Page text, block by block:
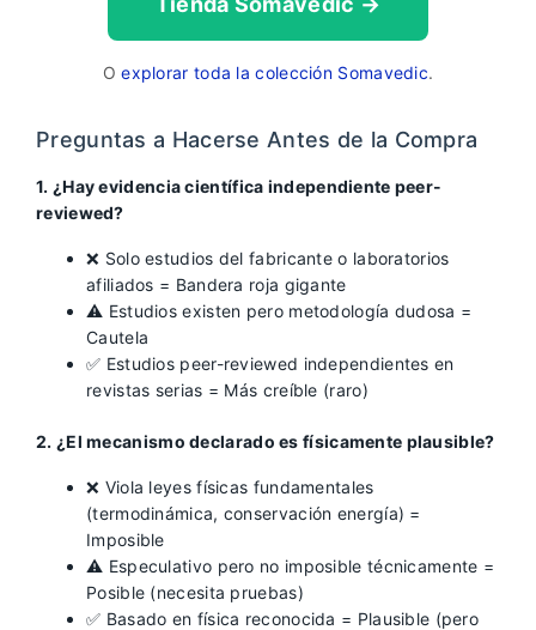
Oexplorar toda la colección Somavedic.
Preguntas a Hacerse Antes de la Compra
1. ¿Hay evidencia científica independiente peer-
reviewed?
❌ Solo estudios del fabricante o laboratorios
afiliados = Bandera roja gigante
⚠️ Estudios existen pero metodología dudosa =
Cautela
✅ Estudios peer-reviewed independientes en
revistas serias = Más creíble (raro)
2. ¿El mecanismo declarado es físicamente plausible?
❌ Viola leyes físicas fundamentales
(termodinámica, conservación energía) =
Imposible
⚠️ Especulativo pero no imposible técnicamente =
Posible (necesita pruebas)
✅ Basado en física reconocida = Plausible (pero